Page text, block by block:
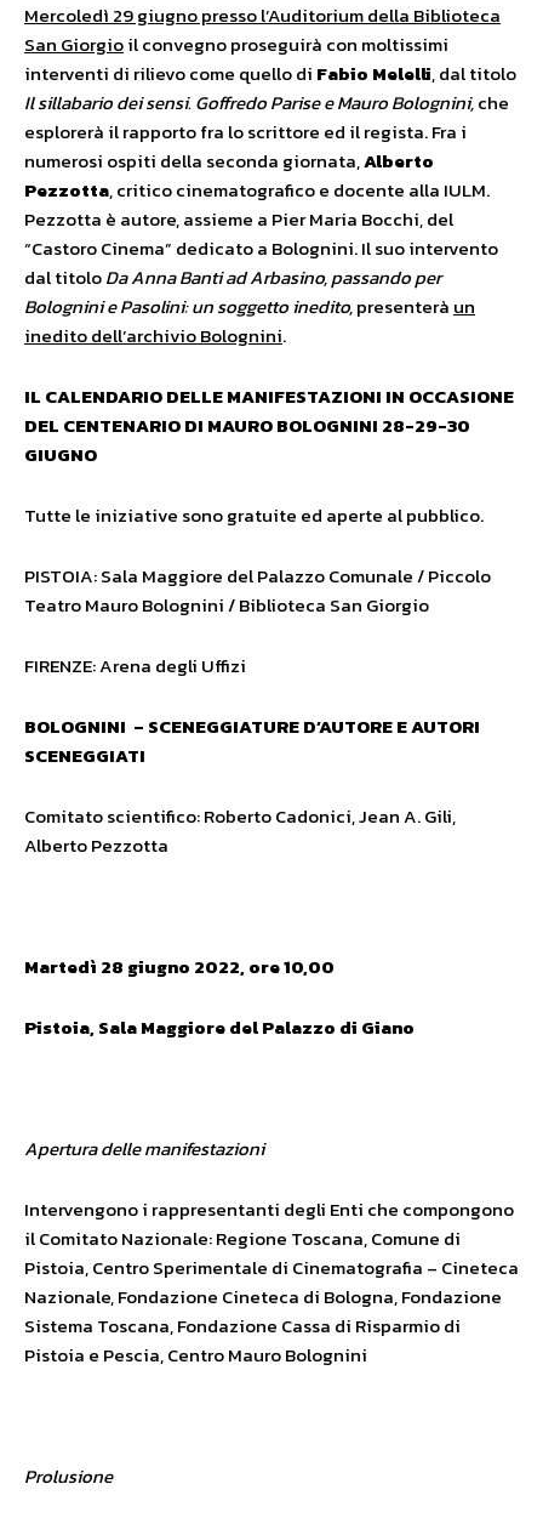
Mercoledì 29 giugno presso l’Auditorium della Biblioteca
San Giorgioil convegno proseguirà con moltissimi
interventi di rilievo come quello di Fabio Melelli, dal titolo
Il sillabario dei sensi. Goffredo Parise e Mauro Bolognini,che
esplorerà il rapporto fra lo scrittore ed il regista. Fra i
numerosi ospiti della seconda giornata,Alberto
Pezzotta, critico cinematografico e docente alla IULM.
Pezzotta è autore, assieme a Pier Maria Bocchi, del
“Castoro Cinema” dedicato a Bolognini. Il suo intervento
dal titoloDa Anna Banti ad Arbasino, passando per
Bolognini e Pasolini: un soggetto inedito,presenterà un
inedito dell’archivio Bolognini.
IL CALENDARIO DELLE MANIFESTAZIONI IN OCCASIONE
DEL CENTENARIO DI MAURO BOLOGNINI 28-29-30
GIUGNO
Tutte le iniziative sono gratuite ed aperte al pubblico.
PISTOIA: Sala Maggiore del Palazzo Comunale / Piccolo
Teatro Mauro Bolognini / Biblioteca San Giorgio
FIRENZE: Arena degli Uffizi
BOLOGNINI – SCENEGGIATURE D’AUTORE E AUTORI
SCENEGGIATI
Comitato scientifico: Roberto Cadonici, Jean A. Gili,
Alberto Pezzotta
Martedì 28 giugno 2022, ore 10,00
Pistoia, Sala Maggiore del Palazzo di Giano
Apertura delle manifestazioni
Intervengono i rappresentanti degli Enti che compongono
il Comitato Nazionale: Regione Toscana, Comune di
Pistoia, Centro Sperimentale di Cinematografia – Cineteca
Nazionale, Fondazione Cineteca di Bologna, Fondazione
Sistema Toscana, Fondazione Cassa di Risparmio di
Pistoia e Pescia, Centro Mauro Bolognini
Prolusione